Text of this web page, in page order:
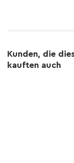
Kunden, die
kauften auch